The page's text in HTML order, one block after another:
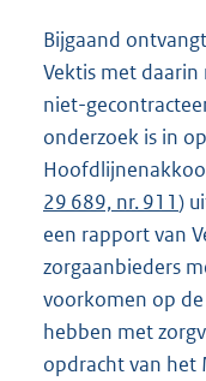
Bijgaand
Vektis met daarin
niet-
onderzoek is in
29 689, nr. 911)
een rapport van
zorgaanbieders
voorkomen op
hebben met
opdracht van het